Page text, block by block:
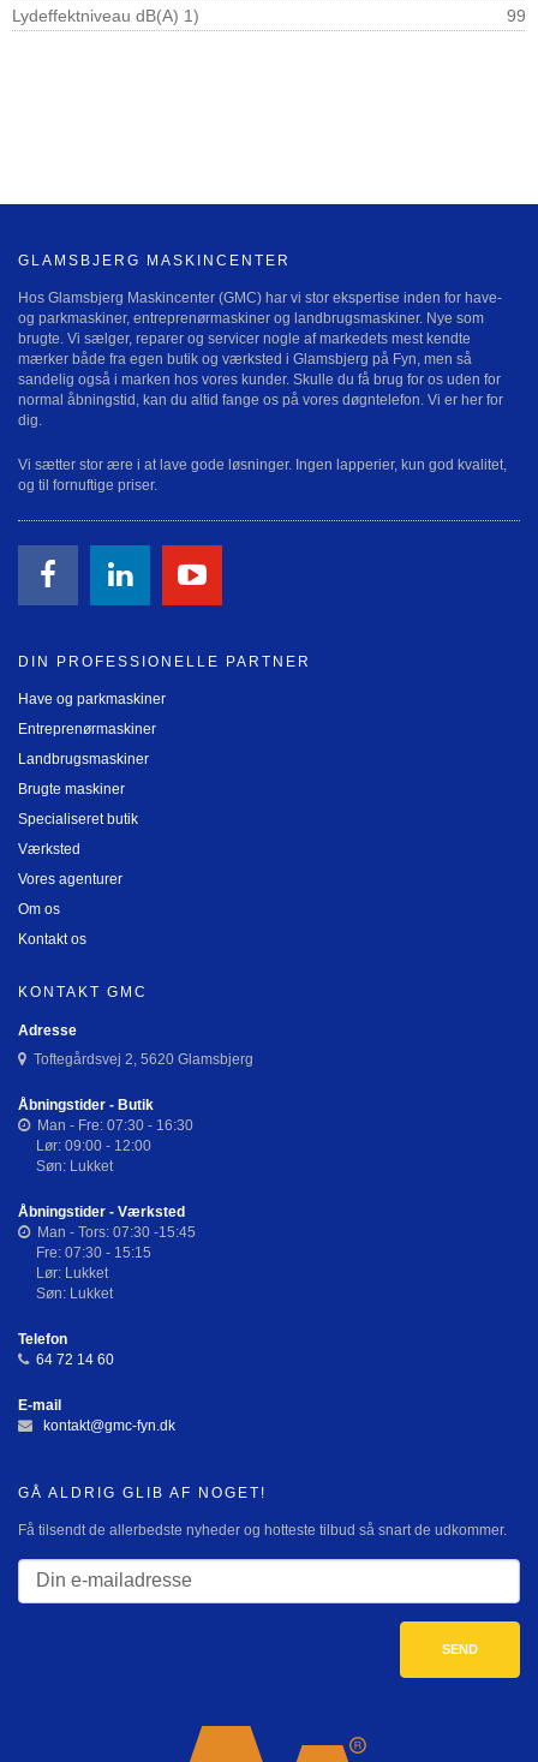
Lydeffektniveau dB(A) 1)
99
GLAMSBJERG MASKINCENTER
Hos Glamsbjerg Maskincenter (GMC) har vi stor ekspertise inden for have-
og parkmaskiner, entreprenørmaskiner og landbrugsmaskiner. Nye som
brugte. Vi sælger, reparer og servicer nogle af markedets mest kendte
mærker både fra egen butik og værksted i Glamsbjerg på Fyn, men så
sandelig også i marken hos vores kunder. Skulle du få brug for os uden for
normal åbningstid, kan du altid fange os på vores døgntelefon. Vi er her for
dig.
Vi sætter stor ære i at lave gode løsninger. Ingen lapperier, kun god kvalitet,
og til fornuftige priser.
DIN PROFESSIONELLE PARTNER
Have og parkmaskiner
Entreprenørmaskiner
Landbrugsmaskiner
Brugte maskiner
Specialiseret butik
Værksted
Vores agenturer
Om os
Kontakt os
KONTAKT GMC
Adresse
Toftegårdsvej 2, 5620 Glamsbjerg
Åbningstider - Butik
Man - Fre: 07:30 - 16:30
Lør: 09:00 - 12:00
Søn: Lukket
Åbningstider - Værksted
Man - Tors: 07:30 -15:45
Fre: 07:30 - 15:15
Lør: Lukket
Søn: Lukket
Telefon
64 72 14 60
E-mail
kontakt@gmc-fyn.dk
GÅ ALDRIG GLIB AF NOGET!
Få tilsendt de allerbedste nyheder og hotteste tilbud så snart de udkommer.